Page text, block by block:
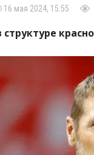
16 мая 2024, 15:55